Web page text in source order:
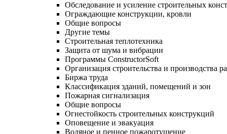
Обследование и усиление строительных
Ограждающие конструкции, кровли
Общие вопросы
Другие темы
Строительная теплотехника
Защита от шума и вибрации
Программы ConstructorSoft
Организация строительства и производства
Биржа труда
Классификация зданий, помещений и зон
Пожарная сигнализация
Общие вопросы
Огнестойкость строительных конструкций
Оповещение и эвакуация
Водяное и пенное пожаротушение